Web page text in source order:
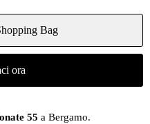
Bag
ora
55 a Bergamo.